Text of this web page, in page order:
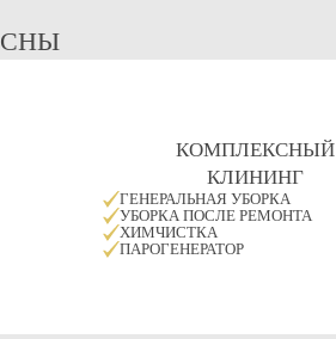
КОМПЛЕКСНЫЙ
КЛИНИНГ
ГЕНЕРАЛЬНАЯ УБОРКА
УБОРКА ПОСЛЕ РЕМОНТА
ХИМЧИСТКА
ПАРОГЕНЕРАТОР